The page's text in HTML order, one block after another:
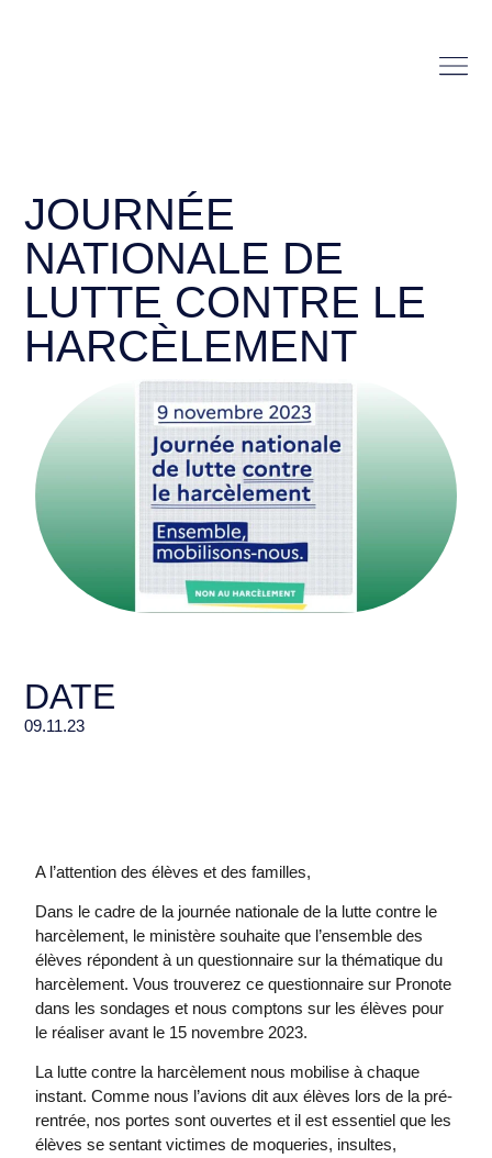
JOURNÉE
NATIONALE DE
LUTTE CONTRE LE
HARCÈLEMENT
DATE
09.11.23
A l’attention des élèves et des familles,
Dans le cadre de la journée nationale de la lutte contre le
harcèlement, le ministère souhaite que l’ensemble des
élèves répondent à un questionnaire sur la thématique du
harcèlement. Vous trouverez ce questionnaire sur Pronote
dans les sondages et nous comptons sur les élèves pour
le réaliser avant le 15 novembre 2023.
La lutte contre la harcèlement nous mobilise à chaque
instant. Comme nous l’avions dit aux élèves lors de la pré-
rentrée, nos portes sont ouvertes et il est essentiel que les
élèves se sentant victimes de moqueries, insultes,